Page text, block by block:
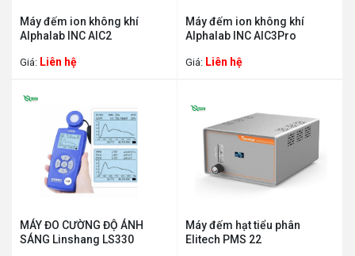
Máy đếm ion không khí
Alphalab INC AIC2
Giá: Liên hệ
Máy đếm ion không khí
Alphalab INC AIC3Pro
Giá: Liên hệ
MÁY ĐO CƯỜNG ĐỘ ÁNH
SÁNG Linshang LS330
Máy đếm hạt tiểu phân
Elitech PMS 22